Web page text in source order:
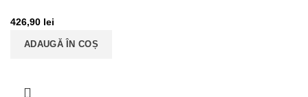
426,90 lei
ADAUGĂ ÎN COȘ